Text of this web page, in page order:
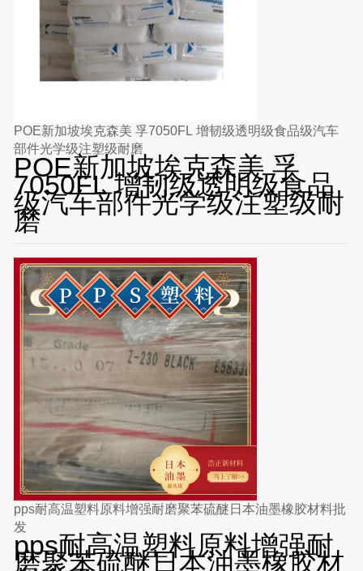
POE新加坡埃克森美 孚7050FL 增韧级透明级食品级汽车
部件光学级注塑级耐磨
POE新加坡埃克森美 孚
7050FL 增韧级透明级食品
级汽车部件光学级注塑级耐
磨
pps耐高温塑料原料增强耐磨聚苯硫醚日本油墨橡胶材料批
发
pps耐高温塑料原料增强耐
磨聚苯硫醚日本油墨橡胶材